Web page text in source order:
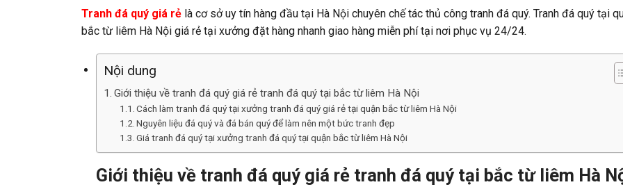
Tranh đá quý giá rẻ là cơ sở uy tín hàng đầu tại Hà Nội chuyên chế tác thủ công tranh đá quý. Tranh đá quý tại
bắc từ liêm Hà Nội giá rẻ tại xưởng đặt hàng nhanh giao hàng miễn phí tại nơi phục vụ 24/24.
Nội dung
Giới thiệu về tranh đá quý giá rẻ tranh đá quý tại bắc từ liêm Hà Nội
Cách làm tranh đá quý tại xưởng tranh đá quý giá rẻ tại quận bắc từ liêm Hà Nội
Nguyên liệu đá quý và đá bán quý để làm nên một bức tranh đẹp
Giá tranh đá quý tại xưởng tranh đá quý tại quận bắc từ liêm Hà Nội
Giới thiệu về tranh đá quý giá rẻ tranh đá quý tại bắc từ liêm Hà